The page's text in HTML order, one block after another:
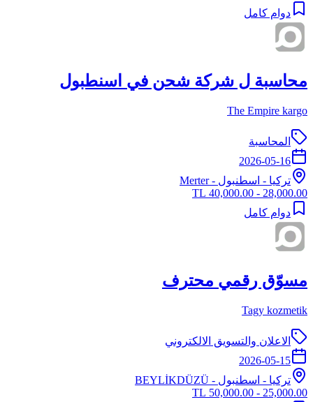
دوام كامل
محاسبة ل شركة شحن في اسنطبول
The Empire kargo
المحاسبة
2026-05-16
تركيا - اسطنبول - Merter
28,000.00 - 40,000.00 TL
دوام كامل
مسوّق رقمي محترف
Tagy kozmetik
الاعلان والتسويق الالكتروني
2026-05-15
تركيا - اسطنبول - BEYLİKDÜZÜ
25,000.00 - 50,000.00 TL